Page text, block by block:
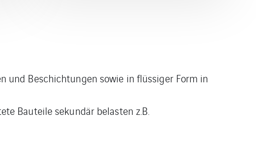
und Beschichtungen sowie in flüssiger Form in
Bauteile sekundär belasten z.B.